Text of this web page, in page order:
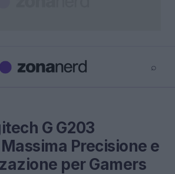
⌕
G G203
Precisione e
per Gamers